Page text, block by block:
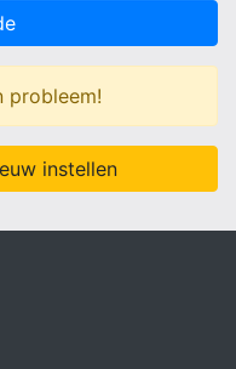
probleem!
instellen